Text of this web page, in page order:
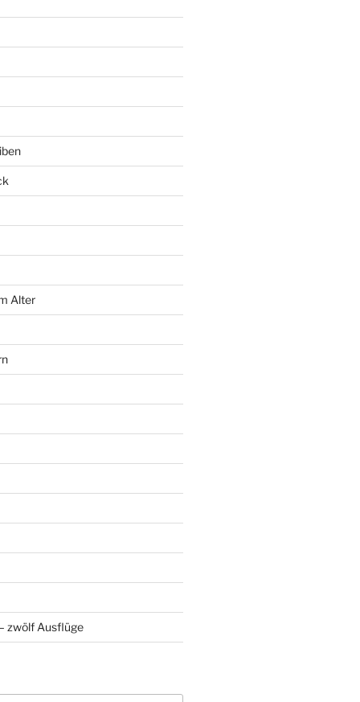
Alter
zwölf Ausflüge